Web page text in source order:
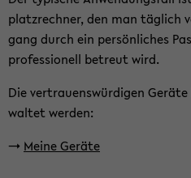
platz­rech­ner, den man täg­lich
gang durch ein per­sön­li­ches
pro­fes­sio­nell be­treut wird.
Die ver­trau­ens­wür­di­gen
wal­tet wer­den:
-> Meine Ge­rä­te